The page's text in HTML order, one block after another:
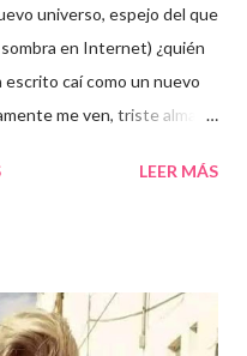
universo, espejo del que
en Internet) ¿quién
escrito caí como un nuevo
me ven, triste alma. El
La calma.
LEER MÁS